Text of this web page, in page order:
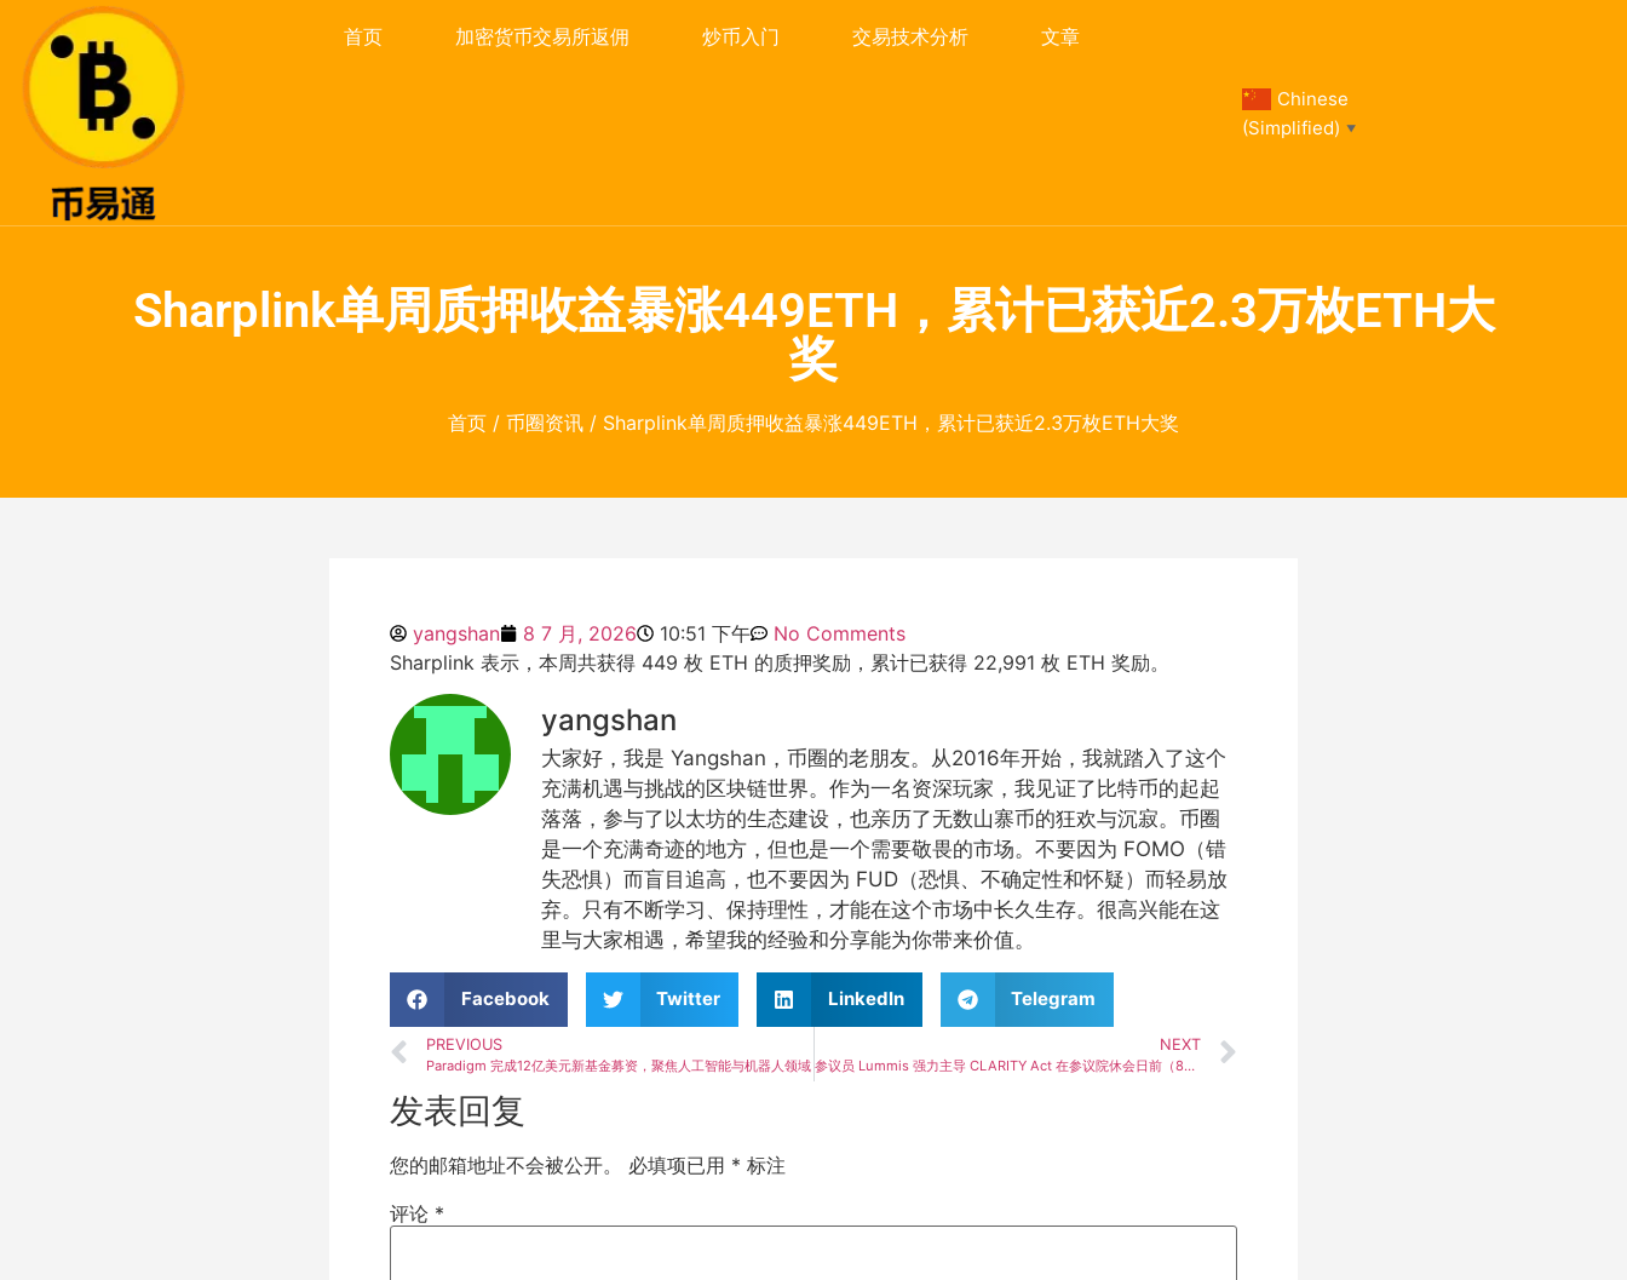
首页 加密货币交易所返佣 炒币入门 交易技术分析 文章
Chinese
(Simplified) ▼
Sharplink单周质押收益暴涨449ETH，累计已获近2.3万枚ETH大
奖
首页 / 币圈资讯 / Sharplink单周质押收益暴涨449ETH，累计已获近2.3万枚ETH大奖
yangshan 8 7 月, 2026 10:51 下午
No Comments
Sharplink 表示，本周共获得 449 枚 ETH 的质押奖励，累计已获得 22,991 枚 ETH 奖励。
yangshan
大家好，我是 Yangshan，币圈的老朋友。从2016年开始，我就踏入了这个
充满机遇与挑战的区块链世界。作为一名资深玩家，我见证了比特币的起起
落落，参与了以太坊的生态建设，也亲历了无数山寨币的狂欢与沉寂。币圈
是一个充满奇迹的地方，但也是一个需要敬畏的市场。不要因为 FOMO（错
失恐惧）而盲目追高，也不要因为 FUD（恐惧、不确定性和怀疑）而轻易放
弃。只有不断学习、保持理性，才能在这个市场中长久生存。很高兴能在这
里与大家相遇，希望我的经验和分享能为你带来价值。
Facebook Twitter LinkedIn Telegram
PREVIOUS
Paradigm 完成12亿美元新基金募资，聚焦人工智能与机器人领域
NEXT
参议员 Lummis 强力主导 CLARITY Act 在参议院休会日前（8月7日）尽快通过，呼吁美国参议院立法把控加密数字货币
发表回复
您的邮箱地址不会被公开。 必填项已用 * 标注
评论 *